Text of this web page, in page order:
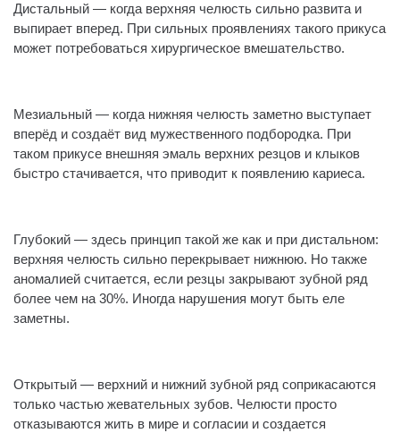
Дистальный — когда верхняя челюсть сильно развита и
выпирает вперед. При сильных проявлениях такого прикуса
может потребоваться хирургическое вмешательство.
Мезиальный — когда нижняя челюсть заметно выступает
вперёд и создаёт вид мужественного подбородка. При
таком прикусе внешняя эмаль верхних резцов и клыков
быстро стачивается, что приводит к появлению кариеса.
Глубокий — здесь принцип такой же как и при дистальном:
верхняя челюсть сильно перекрывает нижнюю. Но также
аномалией считается, если резцы закрывают зубной ряд
более чем на 30%. Иногда нарушения могут быть еле
заметны.
Открытый — верхний и нижний зубной ряд соприкасаются
только частью жевательных зубов. Челюсти просто
отказываются жить в мире и согласии и создается